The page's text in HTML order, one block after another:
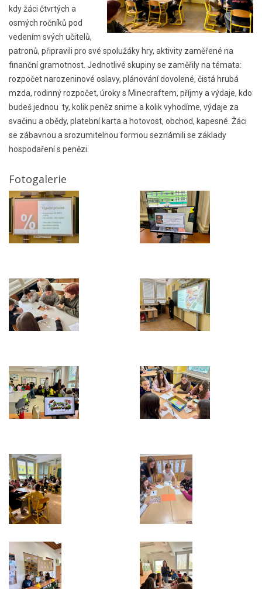
kdy žáci čtvrtých a
osmých ročníků pod
vedením svých učitelů,
patronů, připravili pro své spolužáky hry, aktivity zaměřené na
finanční gramotnost. Jednotlivé skupiny se zaměřily na témata:
rozpočet narozeninové oslavy, plánování dovolené, čistá hrubá
mzda, rodinný rozpočet, úroky s Minecraftem, příjmy a výdaje, kdo
budeš jednou ty, kolik peněz snime a kolik vyhodíme, výdaje za
svačinu a obědy, platební karta a hotovost, obchod, kapesné. Žáci
se zábavnou a srozumitelnou formou seznámili se základy
hospodaření s penězi.
Fotogalerie